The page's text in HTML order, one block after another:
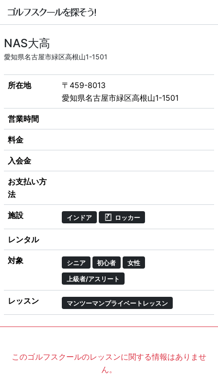
NAS大高
愛知県名古屋市緑区高根山1-1501
所在地
〒459-8013
愛知県名古屋市緑区高根山1-1501
営業時間
料金
入会金
お支払い方
法
施設 インドア ロッカー
レンタル
対象 シニア 初心者 女性
上級者/アスリート
レッスン マンツーマンプライベートレッスン
このゴルフスクールのレッスンに関する情報はありませ
ん。